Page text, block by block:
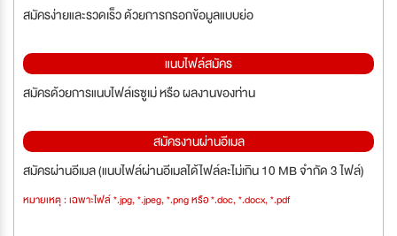
สมัครง่ายและรวดเร็ว ด้วยการกรอกข้อมูลแบบย่อ
แนบไฟล์สมัคร
สมัครด้วยการแนบไฟล์เรซูเม่ หรือ ผลงานของท่าน
สมัครงานผ่านอีเมล
สมัครผ่านอีเมล (แนบไฟล์ผ่านอีเมลได้ไฟล์ละไม่เกิน 10 MB จำกัด 3 ไฟล์)
หมายเหตุ : เฉพาะไฟล์ *.jpg, *.jpeg, *.png หรือ *.doc, *.docx, *.pdf